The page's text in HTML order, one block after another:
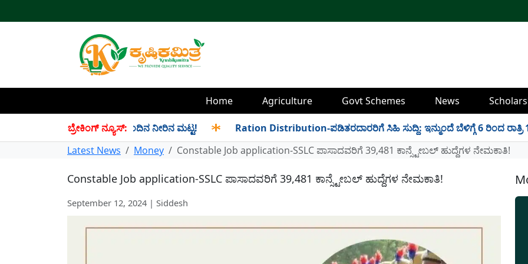
Home Agriculture Govt Schemes News
ಬ್ರೇಕಿಂಗ್ ನ್ಯೂಸ್:
ಇಲ್ಲಿದೆ ಡ್ಯಾಂವಾರು ಇಂದಿನ ನೀರಿನ ಮಟ್ಟ! ✱ Ration Distribution-ಪಡಿತರದಾರರಿಗೆ ಸಿಹಿ ಸುದ್ದಿ: ಇನ್ಮುಂದೆ ಬೆಳಿಗ್ಗೆ 6 ರಿಂದ ರಾತ್ರಿ 10
Latest News
Money Constable Job application-SSLC ಪಾಸಾದವರಿಗೆ 39,481 ಕಾನ್ಸ್ಟೇಬಲ್ ಹುದ್ದೆಗಳ ನೇಮಕಾತಿ!
Constable Job application-SSLC ಪಾಸಾದವರಿಗೆ 39,481 ಕಾನ್ಸ್ಟೇಬಲ್ ಹುದ್ದೆಗಳ ನೇಮಕಾತಿ!
September 12, 2024 | Siddesh